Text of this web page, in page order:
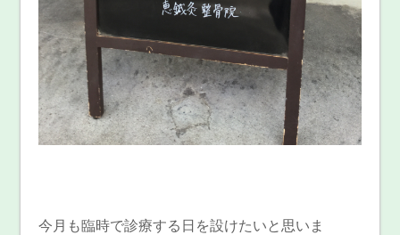
今月も臨時で診療する日を設けたいと思いま